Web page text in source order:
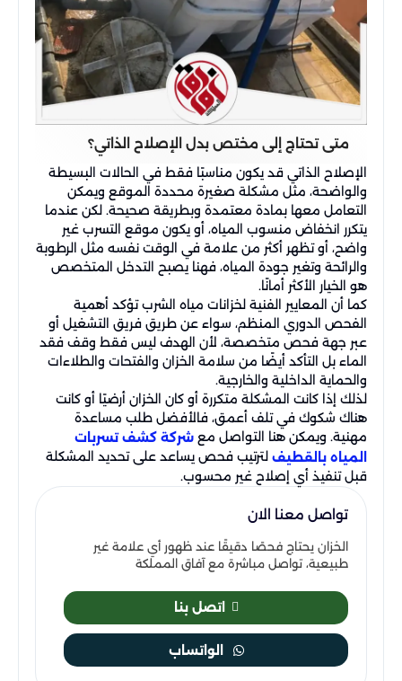
متى تحتاج إلى مختص بدل الإصلاح الذاتي؟
الإصلاح الذاتي قد يكون مناسبًا فقط في الحالات البسيطة
والواضحة، مثل مشكلة صغيرة محددة الموقع ويمكن
التعامل معها بمادة معتمدة وبطريقة صحيحة. لكن عندما
يتكرر انخفاض منسوب المياه، أو يكون موقع التسرب غير
واضح، أو تظهر أكثر من علامة في الوقت نفسه مثل الرطوبة
والرائحة وتغير جودة المياه، فهنا يصبح التدخل المتخصص
هو الخيار الأكثر أمانًا.
كما أن المعايير الفنية لخزانات مياه الشرب تؤكد أهمية
الفحص الدوري المنظم، سواء عن طريق فريق التشغيل أو
عبر جهة فحص متخصصة، لأن الهدف ليس فقط وقف فقد
الماء بل التأكد أيضًا من سلامة الخزان والفتحات والطلاءات
والحماية الداخلية والخارجية.
لذلك إذا كانت المشكلة متكررة أو كان الخزان أرضيًا أو كانت
هناك شكوك في تلف أعمق، فالأفضل طلب مساعدة
مهنية. ويمكن هنا التواصل مع شركة كشف تسربات
المياه بالقطيف لترتيب فحص يساعد على تحديد المشكلة
قبل تنفيذ أي إصلاح غير محسوب.
تواصل معنا الان
الخزان يحتاج فحصًا دقيقًا عند ظهور أي علامة غير
طبيعية، تواصل مباشرة مع آفاق المملكة
اتصل بنا
الواتساب